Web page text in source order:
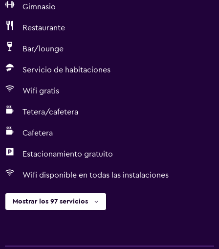
Gimnasio
Restaurante
Bar/lounge
Servicio de habitaciones
Wifi gratis
Tetera/cafetera
Cafetera
Estacionamiento gratuito
Wifi disponible en todas las instalaciones
Mostrar los 97 servicios